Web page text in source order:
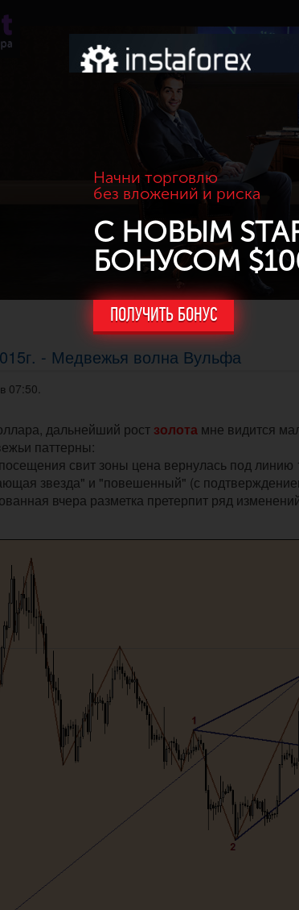
Начни торговлю
без вложений и риска
С НОВЫМ
БОНУСОМ
ПОЛУЧИТЬ БОНУС
- Медвежья волна Вульфа
07:50.
дальнейший рост золота мне видится
паттерны:
свит зоны цена вернулась под линию
звезда" и "повешенный" (с
вчера разметка претерпит ряд